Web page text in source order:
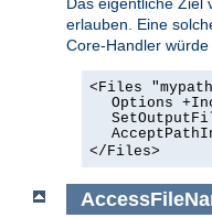
erlauben. Eine
Core-Handler
<Files
Options
</Files>